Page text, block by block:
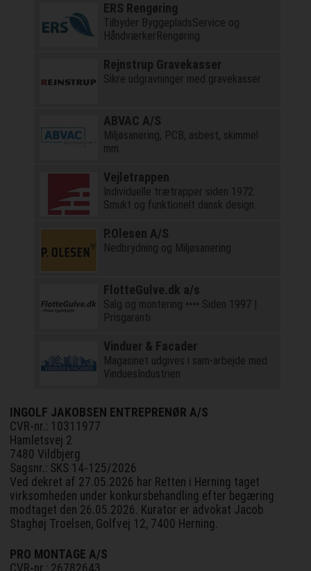
ERS Rengøring
Tilbyder ByggepladsService og
HåndværkerRengøring
Rejnstrup Gravekasser
Sikre udgravninger med gravekasser
ABVAC A/S
Miljøsanering, PCB, asbest, skimmel
mm.
Vejletrappen
Individuelle trætrapper siden 1972.
Smukt og funktionelt dansk design.
P.Olesen A/S
Nedbrydning og Miljøsanering
FlotteGulve.dk a/s
Salg og montering •••• Siden 1997 |
Prisgaranti
Vinduer & Facader
Magasinet udgives i sam-arbejde med
VinduesIndustrien
INGOLF JAKOBSEN ENTREPRENØR A/S
CVR-nr.: 10311977
Hamletsvej 2
7480 Vildbjerg
Sagsnr.: SKS 14-125/2026
Ved dekret af 27.05.2026 har Retten i Herning taget
virksomheden under konkursbehandling efter begæring
modtaget den 26.05.2026. Kurator er advokat Jacob
Staghøj Troelsen, Golfvej 12, 7400 Herning.
PRO MONTAGE A/S